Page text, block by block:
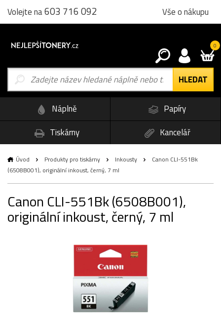
Volejte na603 716 092 Vše o nákupu
0
Náplně
Papíry
Tiskárny
Kancelář
Úvod Produkty pro tiskárny Inkousty
Canon CLI-551Bk
(6508B001), originální inkoust, černý, 7 ml
Canon CLI-551Bk (6508B001),
originální inkoust, černý, 7 ml